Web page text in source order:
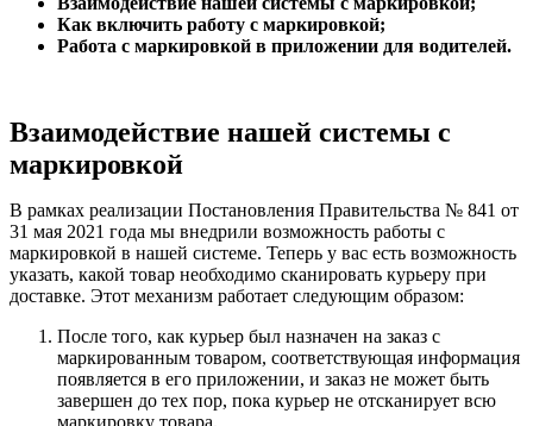
Как включить работу с маркировкой;
Работа с маркировкой в приложении для водителей.
Взаимодействие нашей системы с
маркировкой
В рамках реализации Постановления Правительства № 841 от
31 мая 2021 года мы внедрили возможность работы с
маркировкой в нашей системе. Теперь у вас есть возможность
указать, какой товар необходимо сканировать курьеру при
доставке. Этот механизм работает следующим образом:
После того, как курьер был назначен на заказ с
маркированным товаром, соответствующая информация
появляется в его приложении, и заказ не может быть
завершен до тех пор, пока курьер не отсканирует всю
маркировку товара.